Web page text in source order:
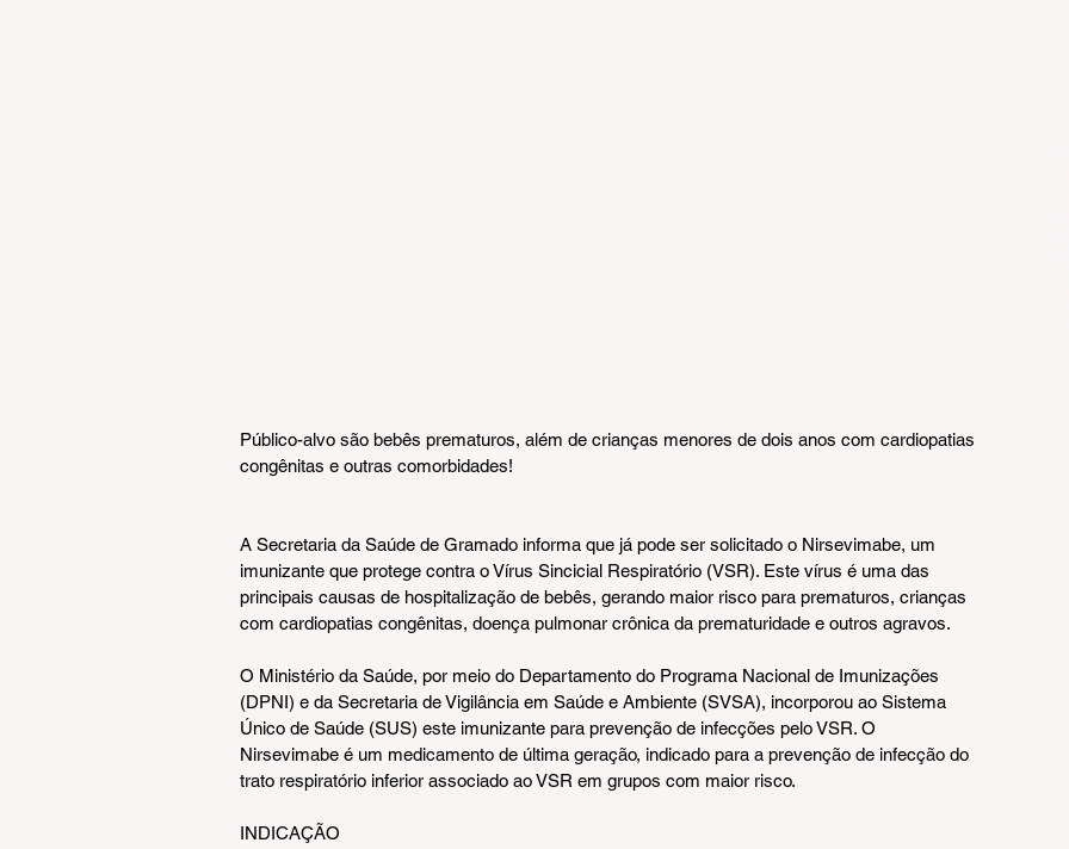
Público-alvo são bebês prematuros, além de crianças menores de dois anos com cardiopatias
congênitas e outras comorbidades!
A Secretaria da Saúde de Gramado informa que já pode ser solicitado o Nirsevimabe, um
imunizante que protege contra o Vírus Sincicial Respiratório (VSR). Este vírus é uma das
principais causas de hospitalização de bebês, gerando maior risco para prematuros, crianças
com cardiopatias congênitas, doença pulmonar crônica da prematuridade e outros agravos.
O Ministério da Saúde, por meio do Departamento do Programa Nacional de Imunizações
(DPNI) e da Secretaria de Vigilância em Saúde e Ambiente (SVSA), incorporou ao Sistema
Único de Saúde (SUS) este imunizante para prevenção de infecções pelo VSR. O
Nirsevimabe é um medicamento de última geração, indicado para a prevenção de infecção do
trato respiratório inferior associado ao VSR em grupos com maior risco.
INDICAÇÃO